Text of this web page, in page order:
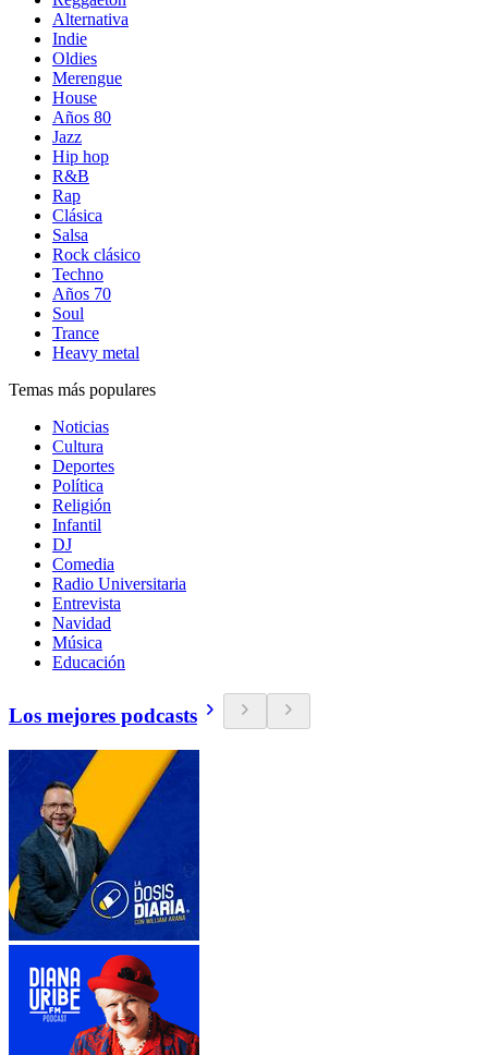
Alternativa
Indie
Oldies
Merengue
House
Años 80
Jazz
Hip hop
R&B
Rap
Clásica
Salsa
Rock clásico
Techno
Años 70
Soul
Trance
Heavy metal
Temas más populares
Noticias
Cultura
Deportes
Política
Religión
Infantil
DJ
Comedia
Radio Universitaria
Entrevista
Navidad
Música
Educación
Los mejores podcasts